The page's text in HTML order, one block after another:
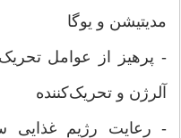
مدیتیشن و یوگا
- پرهیز از عوامل
آلرژن و تحریک‌کننده
- رعایت رژیم غذایی